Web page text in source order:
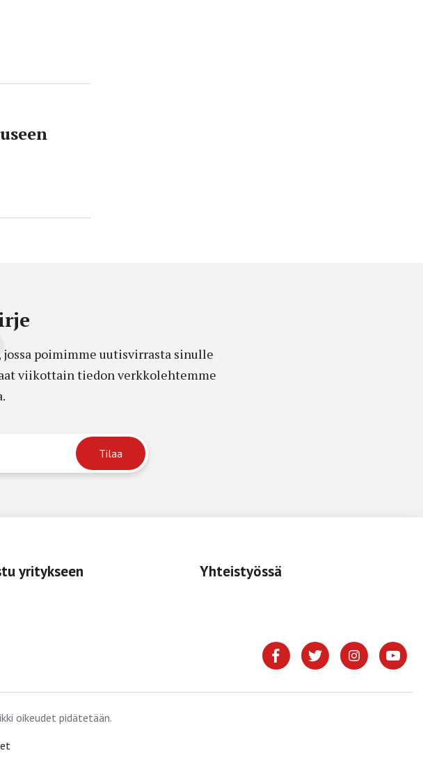
poimimme uutisvirrasta sinulle
viikottain tiedon verkkolehtemme
yritykseen Yhteistyössä
oikeudet pidätetään.